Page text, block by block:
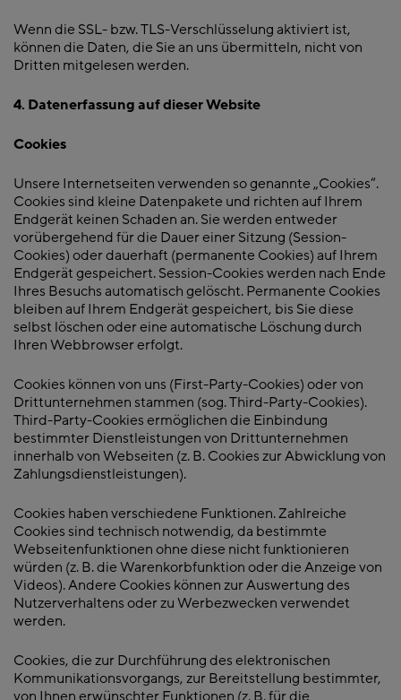
Wenn die SSL- bzw. TLS-Verschlüsselung aktiviert ist,
können die Daten, die Sie an uns übermitteln, nicht von
Dritten mitgelesen werden.
4. Datenerfassung auf dieser Website
Cookies
Unsere Internetseiten verwenden so genannte „Cookies“.
Cookies sind kleine Datenpakete und richten auf Ihrem
Endgerät keinen Schaden an. Sie werden entweder
vorübergehend für die Dauer einer Sitzung (Session-
Cookies) oder dauerhaft (permanente Cookies) auf Ihrem
Endgerät gespeichert. Session-Cookies werden nach Ende
Ihres Besuchs automatisch gelöscht. Permanente Cookies
bleiben auf Ihrem Endgerät gespeichert, bis Sie diese
selbst löschen oder eine automatische Löschung durch
Ihren Webbrowser erfolgt.
Cookies können von uns (First-Party-Cookies) oder von
Drittunternehmen stammen (sog. Third-Party-Cookies).
Third-Party-Cookies ermöglichen die Einbindung
bestimmter Dienstleistungen von Drittunternehmen
innerhalb von Webseiten (z. B. Cookies zur Abwicklung von
Zahlungsdienstleistungen).
Cookies haben verschiedene Funktionen. Zahlreiche
Cookies sind technisch notwendig, da bestimmte
Webseitenfunktionen ohne diese nicht funktionieren
würden (z. B. die Warenkorbfunktion oder die Anzeige von
Videos). Andere Cookies können zur Auswertung des
Nutzerverhaltens oder zu Werbezwecken verwendet
werden.
Cookies, die zur Durchführung des elektronischen
Kommunikationsvorgangs, zur Bereitstellung bestimmter,
von Ihnen erwünschter Funktionen (z. B. für die